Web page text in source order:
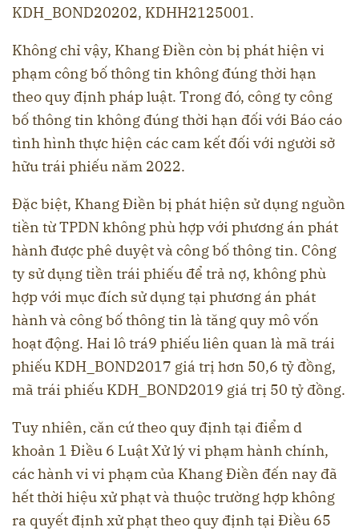
KDH_BOND20202, KDHH2125001.
Không chỉ vậy, Khang Điền còn bị phát hiện vi
phạm công bố thông tin không đúng thời hạn
theo quy định pháp luật. Trong đó, công ty công
bố thông tin không đúng thời hạn đối với Báo cáo
tình hình thực hiện các cam kết đối với người sở
hữu trái phiếu năm 2022.
Đặc biệt, Khang Điền bị phát hiện sử dụng nguồn
tiền từ TPDN không phù hợp với phương án phát
hành được phê duyệt và công bố thông tin. Công
ty sử dụng tiền trái phiếu để trả nợ, không phù
hợp với mục đích sử dụng tại phương án phát
hành và công bố thông tin là tăng quy mô vốn
hoạt động. Hai lô trá9 phiếu liên quan là mã trái
phiếu KDH_BOND2017 giá trị hơn 50,6 tỷ đồng,
mã trái phiếu KDH_BOND2019 giá trị 50 tỷ đồng.
Tuy nhiên, căn cứ theo quy định tại điểm d
khoản 1 Điều 6 Luật Xử lý vi phạm hành chính,
các hành vi vi phạm của Khang Điền đến nay đã
hết thời hiệu xử phạt và thuộc trường hợp không
ra quyết định xử phạt theo quy định tại Điều 65